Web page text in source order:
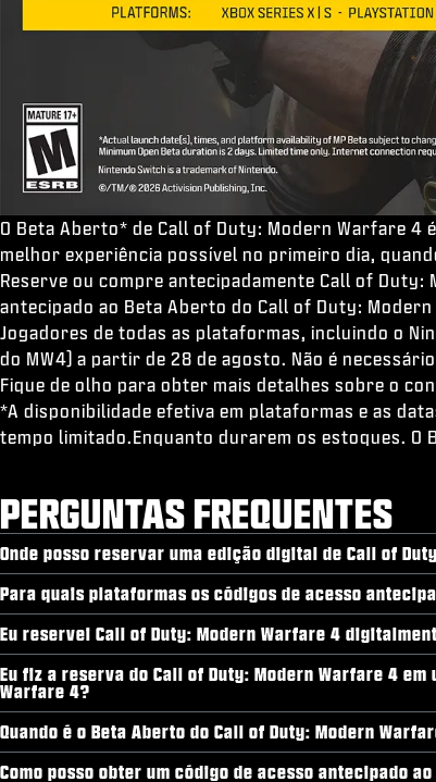
O Beta Aberto* de Call of Duty: Modern Warfare
melhor experiência possível no primeiro dia,
Reserve ou compre antecipadamente Call of Duty:
antecipado ao Beta Aberto do Call of Duty:
Jogadores de todas as plataformas, incluindo o
do MW4) a partir de 28 de agosto. Não é
Fique de olho para obter mais detalhes sobre o
*A disponibilidade efetiva em plataformas e as
tempo limitado.Enquanto durarem os estoques. O
PERGUNTAS FREQUENTES
Onde posso reservar uma edição digital de Call of
Para quais plataformas os códigos de acesso
Eu reservei Call of Duty: Modern Warfare 4
Eu fiz a reserva do Call of Duty: Modern Warfare 4
Warfare 4?
Quando é o Beta Aberto do Call of Duty: Modern
Como posso obter um código de acesso antecipado